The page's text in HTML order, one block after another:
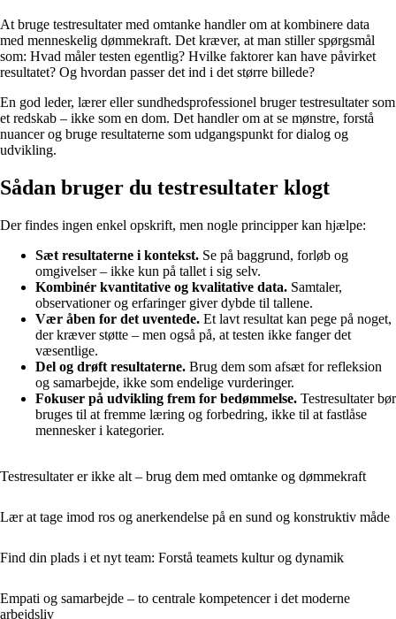
At bruge testresultater med omtanke handler om at kombinere data
med menneskelig dømmekraft. Det kræver, at man stiller spørgsmål
som: Hvad måler testen egentlig? Hvilke faktorer kan have påvirket
resultatet? Og hvordan passer det ind i det større billede?
En god leder, lærer eller sundhedsprofessionel bruger testresultater som
et redskab – ikke som en dom. Det handler om at se mønstre, forstå
nuancer og bruge resultaterne som udgangspunkt for dialog og
udvikling.
Sådan bruger du testresultater klogt
Der findes ingen enkel opskrift, men nogle principper kan hjælpe:
Sæt resultaterne i kontekst. Se på baggrund, forløb og
omgivelser – ikke kun på tallet i sig selv.
Kombinér kvantitative og kvalitative data. Samtaler,
observationer og erfaringer giver dybde til tallene.
Vær åben for det uventede. Et lavt resultat kan pege på noget,
der kræver støtte – men også på, at testen ikke fanger det
væsentlige.
Del og drøft resultaterne. Brug dem som afsæt for refleksion
og samarbejde, ikke som endelige vurderinger.
Fokuser på udvikling frem for bedømmelse. Testresultater bør
bruges til at fremme læring og forbedring, ikke til at fastlåse
mennesker i kategorier.
Testresultater er ikke alt – brug dem med omtanke og dømmekraft
Lær at tage imod ros og anerkendelse på en sund og konstruktiv måde
Find din plads i et nyt team: Forstå teamets kultur og dynamik
Empati og samarbejde – to centrale kompetencer i det moderne
arbejdsliv